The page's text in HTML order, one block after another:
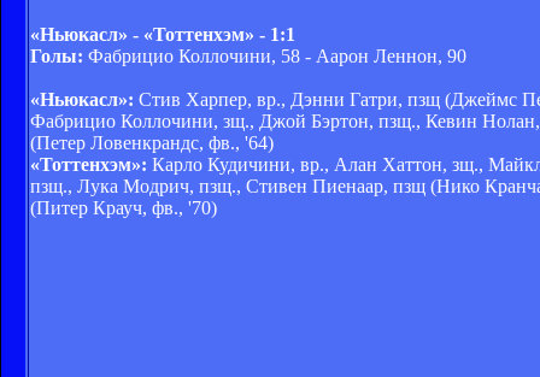
«Ньюкасл» - «Тоттенхэм» - 1:1
Голы: Фабрицио Коллочини, 58 - Аарон Леннон, 90
«Ньюкасл»: Стив Харпер, вр., Дэнни Гатри, пзщ (Джеймс
Фабрицио Коллочини, зщ., Джой Бэртон, пзщ., Кевин
(Петер Ловенкрандс, фв., '64)
«Тоттенхэм»: Карло Кудичини, вр., Алан Хаттон, зщ.,
пзщ., Лука Модрич, пзщ., Стивен Пиенаар, пзщ (Нико
(Питер Крауч, фв., '70)